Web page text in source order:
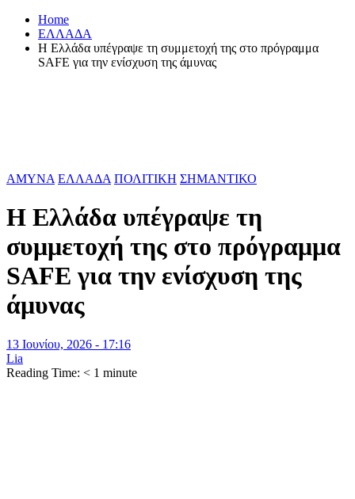
Home
ΕΛΛΑΔΑ
Η Ελλάδα υπέγραψε τη συμμετοχή της στο πρόγραμμα
SAFE για την ενίσχυση της άμυνας
ΑΜΥΝΑ ΕΛΛΑΔΑ ΠΟΛΙΤΙΚΗ ΣΗΜΑΝΤΙΚΟ
Η Ελλάδα υπέγραψε τη
συμμετοχή της στο πρόγραμμα
SAFE για την ενίσχυση της
άμυνας
13 Ιουνίου, 2026 - 17:16
Lia
Reading Time: < 1 minute